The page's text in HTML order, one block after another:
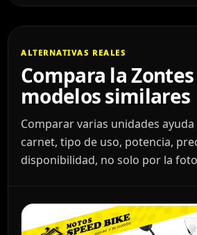
ALTERNATIVAS REALES
Compara la Zontes
modelos similares
Comparar varias unidades
carnet, tipo de uso, potencia,
disponibilidad, no solo por la